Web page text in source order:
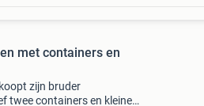
met containers en
zijn bruder
twee containers en kleine